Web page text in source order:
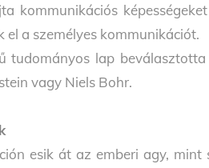
kommunikációs
a személyes kommunikációt.
tudományos lap
vagy Niels Bohr.
esik át az emberi agy, mint